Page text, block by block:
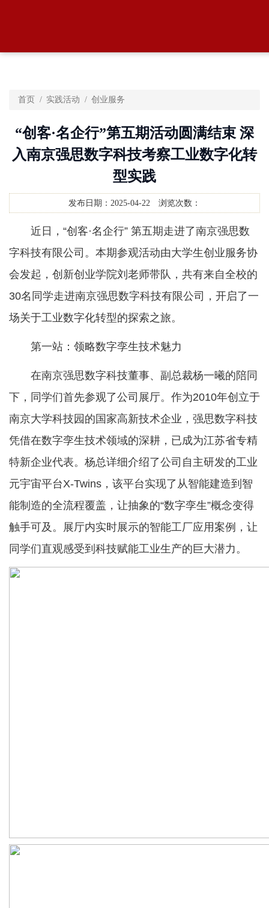
首页 实践活动 创业服务
“创客·名企行”第五期活动圆满结束 深
入南京强思数字科技考察工业数字化转
型实践
发布日期： 2025-04-22 浏览次数：
近日，“创客·名企行” 第五期走进了南京强思数
字科技有限公司。本期参观活动由大学生创业服务协
会发起，创新创业学院刘老师带队，共有来自全校的
30名同学走进南京强思数字科技有限公司，开启了一
场关于工业数字化转型的探索之旅。
第一站：领略数字孪生技术魅力
在南京强思数字科技董事、副总裁杨一曦的陪同
下，同学们首先参观了公司展厅。作为2010年创立于
南京大学科技园的国家高新技术企业，强思数字科技
凭借在数字孪生技术领域的深耕，已成为江苏省专精
特新企业代表。杨总详细介绍了公司自主研发的工业
元宇宙平台X-Twins，该平台实现了从智能建造到智
能制造的全流程覆盖，让抽象的“数字孪生”概念变得
触手可及。展厅内实时展示的智能工厂应用案例，让
同学们直观感受到科技赋能工业生产的巨大潜力。